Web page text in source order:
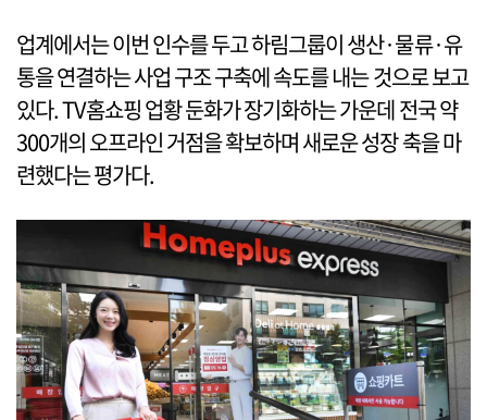
업계에서는 이번 인수를 두고 하림그룹이 생산·물류·유
통을 연결하는 사업 구조 구축에 속도를 내는 것으로 보고
있다. TV홈쇼핑 업황 둔화가 장기화하는 가운데 전국 약
300개의 오프라인 거점을 확보하며 새로운 성장 축을 마
련했다는 평가다.